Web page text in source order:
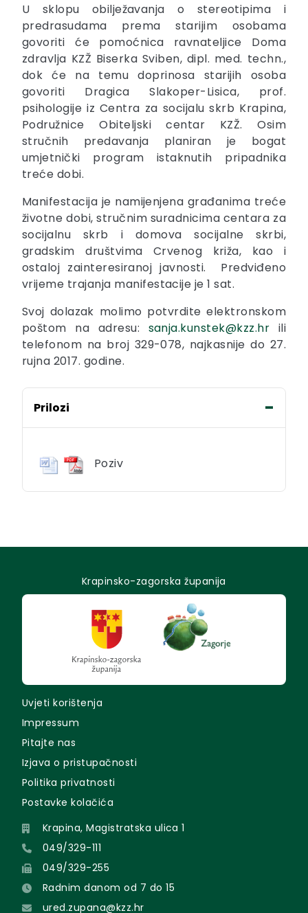
U sklopu obilježavanja o stereotipima i
predrasudama prema starijim osobama
govoriti će pomoćnica ravnateljice Doma
zdravlja KZŽ Biserka Sviben, dipl. med. techn.,
dok će na temu doprinosa starijih osoba
govoriti Dragica Slakoper-Lisica, prof.
psihologije iz Centra za socijalu skrb Krapina,
Podružnice Obiteljski centar KZŽ. Osim
stručnih predavanja planiran je bogat
umjetnički program istaknutih pripadnika
treće dobi.
Manifestacija je namijenjena građanima treće
životne dobi, stručnim suradnicima centara za
socijalnu skrb i domova socijalne skrbi,
gradskim društvima Crvenog križa, kao i
ostaloj zainteresiranoj javnosti. Predviđeno
vrijeme trajanja manifestacije je 1 sat.
Svoj dolazak molimo potvrdite elektronskom
poštom na adresu: sanja.kunstek@kzz.hr ili
telefonom na broj 329-078, najkasnije do 27.
rujna 2017. godine.
Prilozi
Poziv
Krapinsko-zagorska županija
Uvjeti korištenja
Impressum
Pitajte nas
Izjava o pristupačnosti
Politika privatnosti
Postavke kolačića
Krapina, Magistratska ulica 1
049/329-111
049/329-255
Radnim danom od 7 do 15
ured.zupana@kzz.hr